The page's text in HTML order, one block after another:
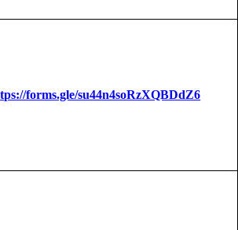
forms.gle/su44n4soRzXQBDdZ6